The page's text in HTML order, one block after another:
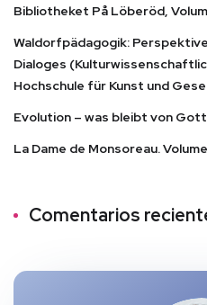
Bibliotheket På Löberöd,
Waldorfpädagogik:
Dialoges
Hochschule für Kunst und
Evolution – was bleibt von
La Dame de Monsoreau.
Comentarios